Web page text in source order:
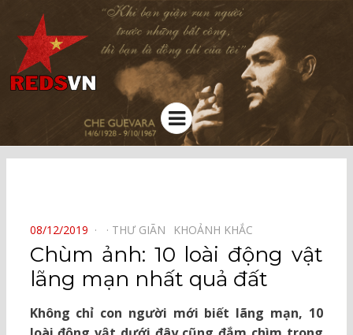
Kênh chia sẻ tri thức cộng đồng
Menu
POSTED
ON
08/12/2019 THƯ GIÃN⠀ KHOẢNH KHẮC⠀
Chùm ảnh: 10 loài động vật
lãng mạn nhất quả đất
Không chỉ con người mới biết lãng mạn, 10